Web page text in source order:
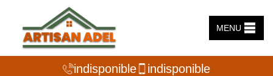
MENU
indisponible indisponible